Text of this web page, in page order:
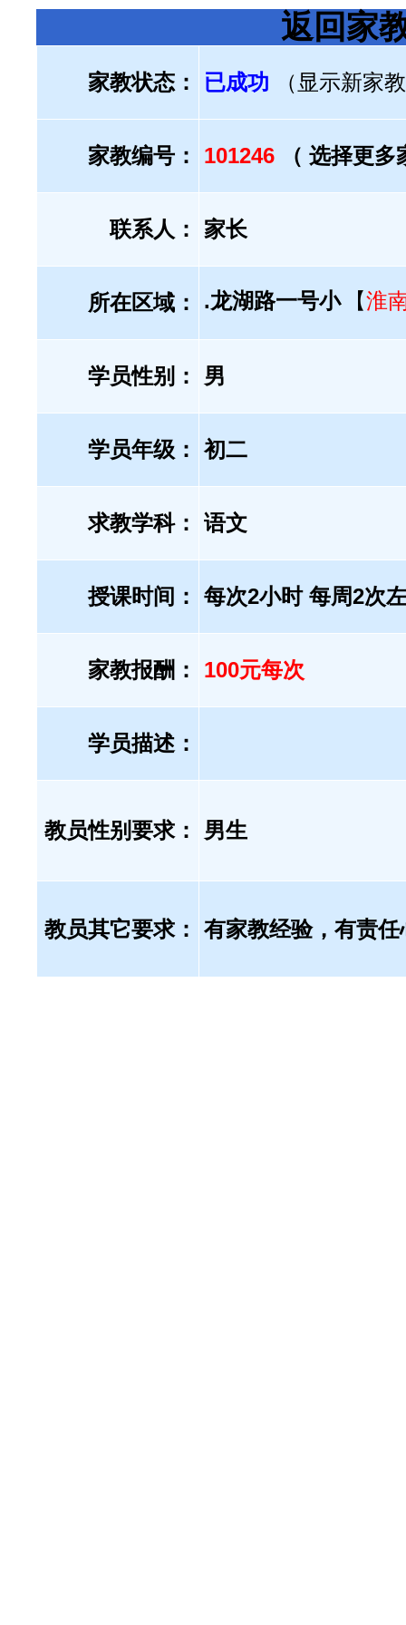
返回家
家教状态： 已成功 （显示新家
家教编号： 101246 （ 选择更
联系人： 家长
所在区域： .龙湖路一号小 【淮
学员性别： 男
学员年级： 初二
求教学科： 语文
授课时间： 每次2小时 每周2次
家教报酬： 100元每次
学员描述：
教员性别要求： 男生
教员其它要求： 有家教经验，有责任